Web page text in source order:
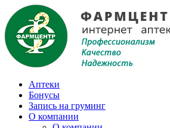
Аптеки
Бонусы
Запись на груминг
О компании